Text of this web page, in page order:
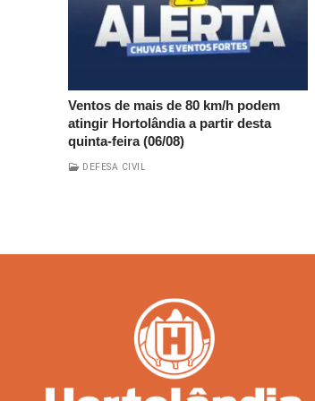
Ventos de mais de 80 km/h podem
atingir Hortolândia a partir desta
quinta-feira (06/08)
DEFESA CIVIL